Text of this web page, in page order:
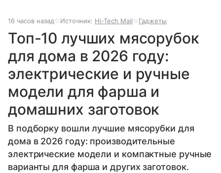
16 часов назад Источник: Hi-Tech Mail Гаджеты
Топ-10 лучших мясорубок
для дома в 2026 году:
электрические и ручные
модели для фарша и
домашних заготовок
В подборку вошли лучшие мясорубки для
дома в 2026 году: производительные
электрические модели и компактные ручные
варианты для фарша и других заготовок.